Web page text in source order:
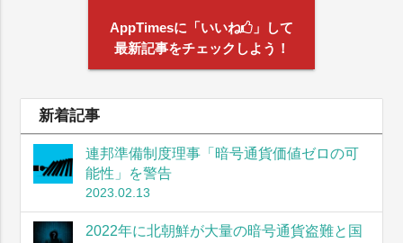
AppTimesに「いいね
」して
最新記事をチェックしよう！
新着記事
連邦準備制度理事「暗号通貨価値ゼロの可
能性」を警告
2023.02.13
2022年に北朝鮮が大量の暗号通貨盗難と国